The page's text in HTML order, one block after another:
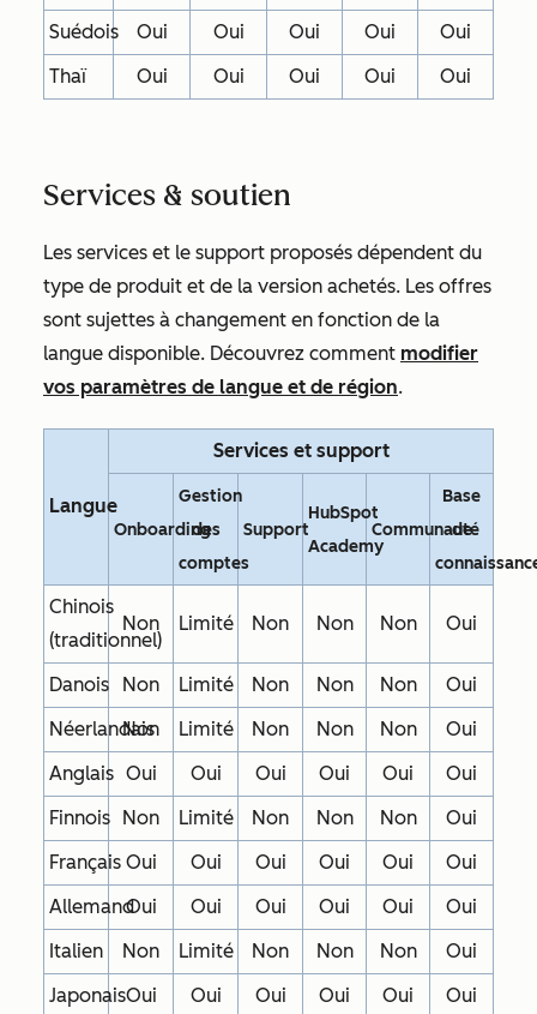
Suédois
Oui Oui Oui Oui
Oui
Thaï
Oui Oui Oui Oui Oui
Services & soutien
Les services et le support proposés dépendent du
type de produit et de la version achetés. Les offres
sont sujettes à changement en fonction de la
langue disponible. Découvrez comment modifier
vos paramètres de langue et de région.
Langue
Services et support
Onboarding
Gestion
des
comptes
Support
HubSpot
Academy
Communauté
Base
de
Chinois
(traditionnel)
Non Limité Non Non Non Oui
Danois Non Limité Non Non Non
Oui
Néerlandais
Non Limité Non Non Non
Oui
Anglais Oui Oui Oui Oui Oui
Oui
Finnois Non Limité Non Non Non
Oui
Français Oui Oui Oui Oui Oui
Oui
AllemandOui Oui Oui Oui Oui
Oui
Italien
Non Limité Non Non Non
Oui
JaponaisOui Oui Oui Oui Oui Oui